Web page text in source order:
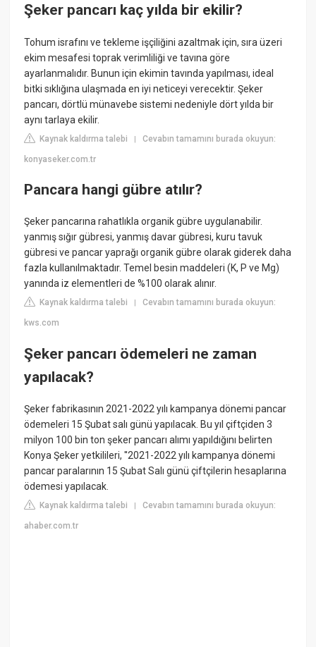
Şeker pancarı kaç yılda bir ekilir?
Tohum israfını ve tekleme işçiliğini azaltmak için, sıra üzeri
ekim mesafesi toprak verimliliği ve tavına göre
ayarlanmalıdır. Bunun için ekimin tavında yapılması, ideal
bitki sıklığına ulaşmada en iyi neticeyi verecektir. Şeker
pancarı, dörtlü münavebe sistemi nedeniyle dört yılda bir
aynı tarlaya ekilir.
Kaynak kaldırma talebi |Cevabın tamamını burada okuyun:
konyaseker.com.tr
Pancara hangi gübre atılır?
Şeker pancarına rahatlıkla organik gübre uygulanabilir.
yanmış sığır gübresi, yanmış davar gübresi, kuru tavuk
gübresi ve pancar yaprağı organik gübre olarak giderek daha
fazla kullanılmaktadır. Temel besin maddeleri (K, P ve Mg)
yanında iz elementleri de %100 olarak alınır.
Kaynak kaldırma talebi |Cevabın tamamını burada okuyun:
kws.com
Şeker pancarı ödemeleri ne zaman
yapılacak?
Şeker fabrikasının 2021-2022 yılı kampanya dönemi pancar
ödemeleri 15 Şubat salı günü yapılacak. Bu yıl çiftçiden 3
milyon 100 bin ton şeker pancarı alımı yapıldığını belirten
Konya Şeker yetkilileri, ''2021-2022 yılı kampanya dönemi
pancar paralarının 15 Şubat Salı günü çiftçilerin hesaplarına
ödemesi yapılacak.
Kaynak kaldırma talebi |Cevabın tamamını burada okuyun:
ahaber.com.tr